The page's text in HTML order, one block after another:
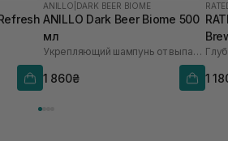
ANILLO DARK BEER BIOME
ANILLO Dark Beer Biome 500
мл
Укрепляющий шампунь от выпадения волос
1 860₴
1